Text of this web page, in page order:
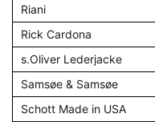
Riani
Rick Cardona
s.Oliver Lederjacke
Samsøe & Samsøe
Schott Made in USA